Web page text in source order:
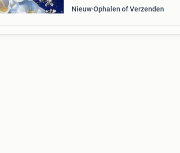
Nieuw Ophalen of Verzenden